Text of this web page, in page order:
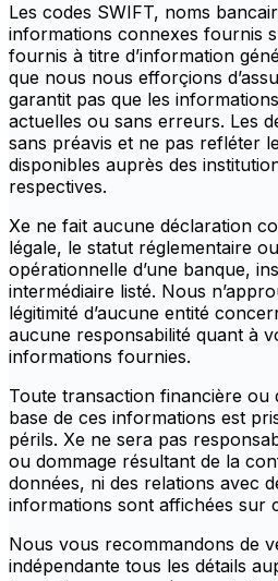
Les codes SWIFT, noms
informations connexes fournis
fournis à titre d’information
que nous nous efforçions
garantit pas que les
actuelles ou sans erreurs. Les
sans préavis et ne pas refléter
disponibles auprès des
respectives.
Xe ne fait aucune déclaration
légale, le statut réglementaire
opérationnelle d’une banque,
intermédiaire listé. Nous
légitimité d’aucune entité
aucune responsabilité quant à
informations fournies.
Toute transaction financière ou
base de ces informations est
périls. Xe ne sera pas
ou dommage résultant de la
données, ni des relations avec
informations sont affichées sur
Nous vous recommandons de
indépendante tous les détails